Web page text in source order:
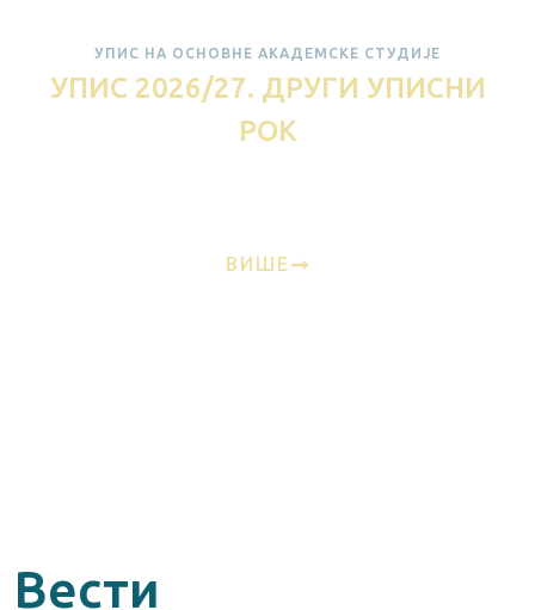
УПИС НА ОСНОВНЕ АКАДЕМСКЕ СТУДИЈЕ
УПИС 2026/27. ДРУГИ УПИСНИ
РОК
ВИШЕ
Вести